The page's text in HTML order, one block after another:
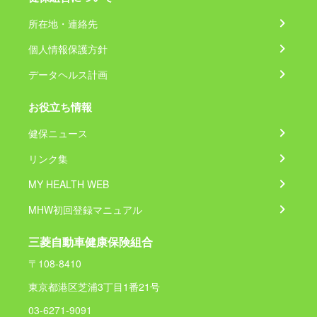
所在地・連絡先
個人情報保護方針
データヘルス計画
お役立ち情報
健保ニュース
リンク集
MY HEALTH WEB
MHW初回登録マニュアル
三菱自動車健康保険組合
〒108-8410
東京都港区芝浦3丁目1番21号
03-6271-9091